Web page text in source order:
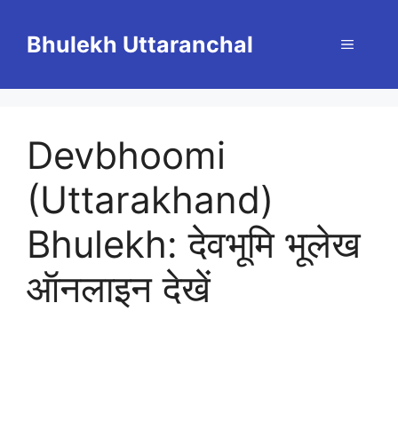
contentBhulekh Uttaranchal Menu
Devbhoomi
(Uttarakhand)
Bhulekh: देवभूमि भूलेख
ऑनलाइन देखें